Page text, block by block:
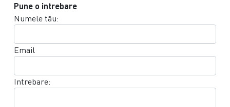
Pune o intrebare
Numele tău:
Email
Intrebare: